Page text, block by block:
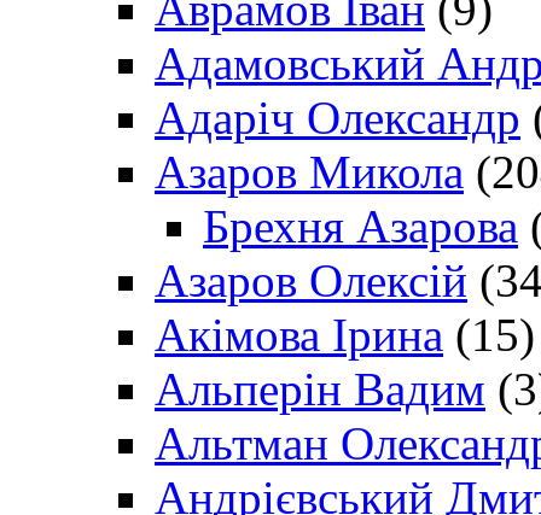
Адамовський
Адаріч Олександр
Азаров Микола
Брехня Азарова
Азаров Олексій
Акімова Ірина (15)
Альперін Вадим
Альтман
Андрієвський